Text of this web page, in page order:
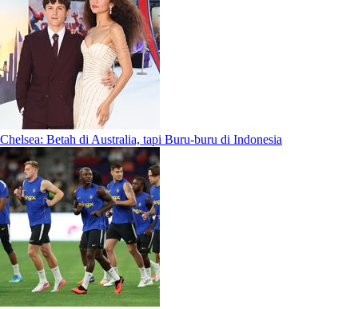
Chelsea: Betah di Australia, tapi Buru-buru di Indonesia